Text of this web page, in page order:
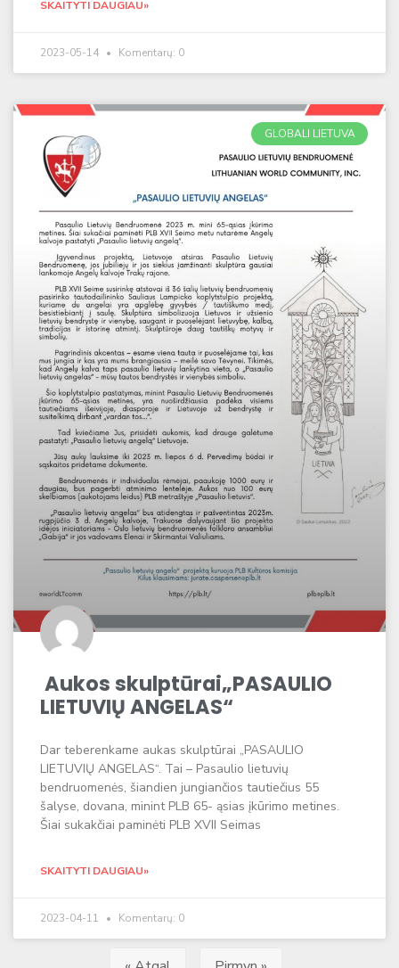
SKAITYTI DAUGIAU»
2023-05-14 Komentarų: 0
GLOBALI LIETUVA
Aukos skulptūrai„PASAULIO
LIETUVIŲ ANGELAS“
Dar teberenkame aukas skulptūrai „PASAULIO
LIETUVIŲ ANGELAS“. Tai – Pasaulio lietuvių
bendruomenės, šiandien jungiančios tautiečius 55
šalyse, dovana, minint PLB 65- ąsias įkūrimo metines.
Šiai sukakčiai paminėti PLB XVII Seimas
SKAITYTI DAUGIAU»
2023-04-11 Komentarų: 0